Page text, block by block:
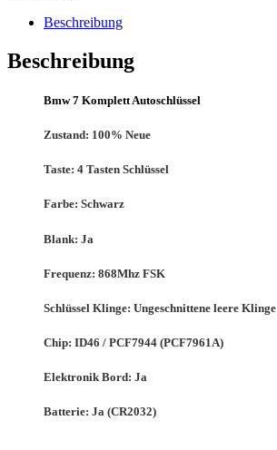
Beschreibung
Beschreibung
Bmw 7 Komplett Autoschlüssel
Zustand: 100% Neue
Taste: 4 Tasten Schlüssel
Farbe: Schwarz
Blank: Ja
Frequenz: 868Mhz FSK
Schlüssel Klinge: Ungeschnittene leere Klinge
Chip: ID46 / PCF7944 (PCF7961A)
Elektronik Bord: Ja
Batterie: Ja (CR2032)